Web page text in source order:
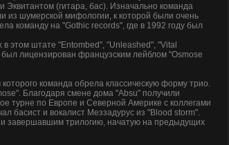
Эквитантом (гитара, бас). Изначально команда
из шумерской мифологии, к которой были очень
команду на "Gothic records", где в 1992 году был
в этом штате "Entombed", "Unleashed", "Vital
лицензирован французским лейблом "Osmose
команда обрела классическую форму трио.
Благодаря смене дома "Absu" получили
турне по Европе и Северной Америке с коллегами
басист и вокалист Меззадурус из "Blood storm".
и завершавшим трилогию, начатую на предыдущих